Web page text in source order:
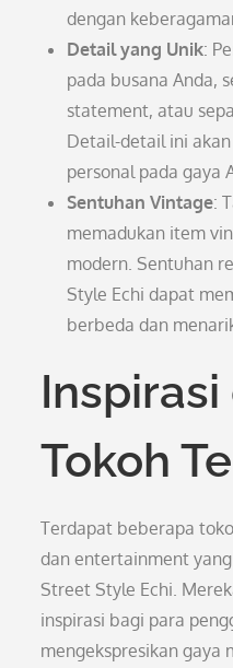
dengan
Detail yang Unik:
pada busana Anda,
statement, atau
Detail-detail ini
personal pada gaya
Sentuhan Vintage:
memadukan item
modern. Sentuhan
Style Echi dapat
berbeda dan
Inspirasi
Tokoh
Terdapat beberapa
dan entertainment
Street Style Echi.
inspirasi bagi para
mengekspresikan gaya